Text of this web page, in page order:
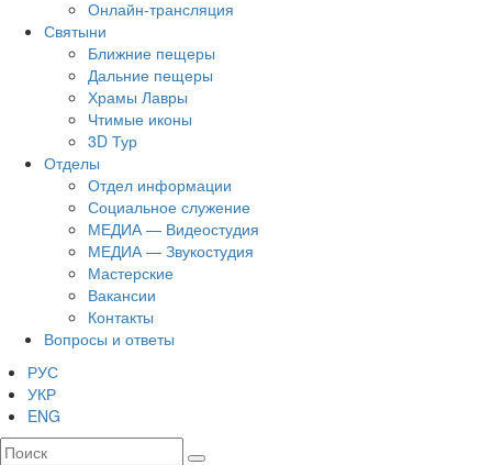
Онлайн-трансляция
Святыни
Ближние пещеры
Дальние пещеры
Храмы Лавры
Чтимые иконы
3D Тур
Отделы
Отдел информации
Социальное служение
МЕДИА — Видеостудия
МЕДИА — Звукостудия
Мастерские
Вакансии
Контакты
Вопросы и ответы
РУС
УКР
ENG